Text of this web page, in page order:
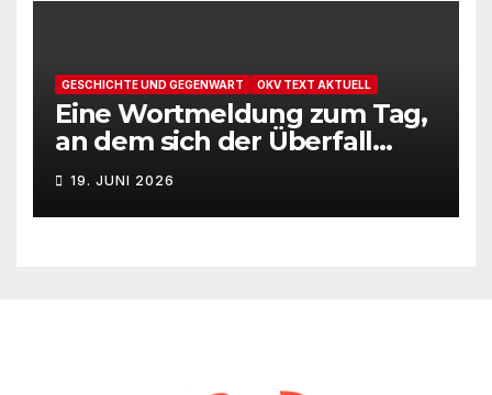
GESCHICHTE UND GEGENWART OKV TEXT AKTUELL
Eine Wortmeldung zum Tag,
an dem sich der Überfall
Deutschlands auf die UdSSR
1941 zum 85. Male jährt
19. JUNI 2026